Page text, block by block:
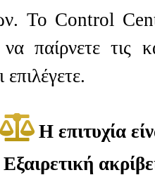
Το Control
παίρνετε τις
Η επιτυχία
Εξαιρετική